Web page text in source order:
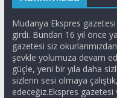
Mudanya Ekspres
girdi. Bundan 16 yıl önce
gazetesi siz
şevkle yolumuza devam
güçle, yeni bir yıla daha
sizlerin sesi olmaya
edeceğiz.Ekspres gazetesi